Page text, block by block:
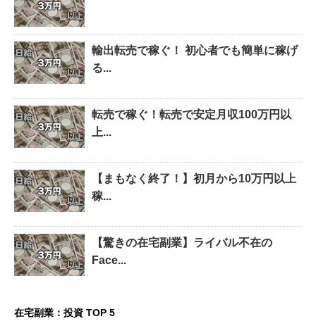
輸出転売で稼ぐ！ 初心者でも簡単に稼げ
る...
転売で稼ぐ！転売で安定月収100万円以
上...
【まもなく終了！】初月から10万円以上
稼...
【驚きの在宅副業】ライバル不在の
Face...
在宅副業：投資 TOP 5